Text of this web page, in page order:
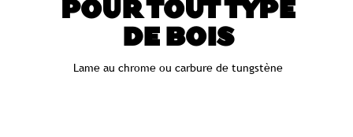
POUR TOUT TYPE
DE BOIS
Lame au chrome ou carbure de tungstène